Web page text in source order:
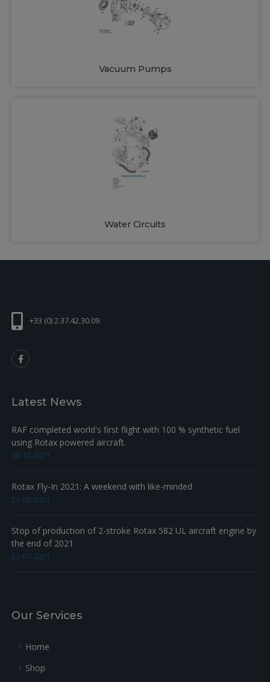
Vacuum Pumps
Water Circuits
+33 (0) 2.37.42.30.09.
Latest News
RAF completed world's first flight with 100 % synthetic fuel
using Rotax powered aircraft.
06-12-2021
Rotax Fly-In 2021: A weekend with like-minded
23-08-2021
Stop of production of 2-stroke Rotax 582 UL aircraft engine by
the end of 2021
22-07-2021
Our Services
Home
Shop